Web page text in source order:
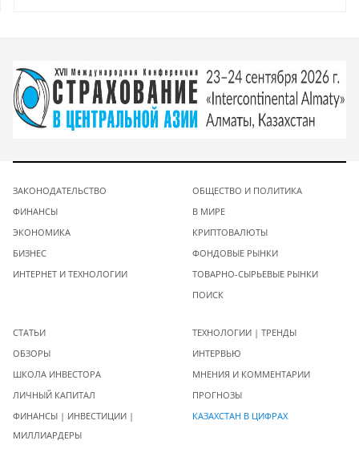
ЗАКОНОДАТЕЛЬСТВО
ФИНАНСЫ
ЭКОНОМИКА
БИЗНЕС
ИНТЕРНЕТ И ТЕХНОЛОГИИ
ОБЩЕСТВО И ПОЛИТИКА
В МИРЕ
КРИПТОВАЛЮТЫ
ФОНДОВЫЕ РЫНКИ
ТОВАРНО-СЫРЬЕВЫЕ РЫНКИ
ПОИСК
СТАТЬИ
ОБЗОРЫ
ШКОЛА ИНВЕСТОРА
ЛИЧНЫЙ КАПИТАЛ
ФИНАНСЫ | ИНВЕСТИЦИИ |
МИЛЛИАРДЕРЫ
ТЕХНОЛОГИИ | ТРЕНДЫ
ИНТЕРВЬЮ
МНЕНИЯ И КОММЕНТАРИИ
ПРОГНОЗЫ
КАЗАХСТАН В ЦИФРАХ